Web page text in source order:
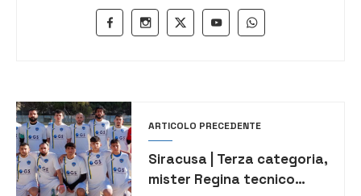
ARTICOLO PRECEDENTE
Siracusa | Terza categoria,
mister Regina tecnico